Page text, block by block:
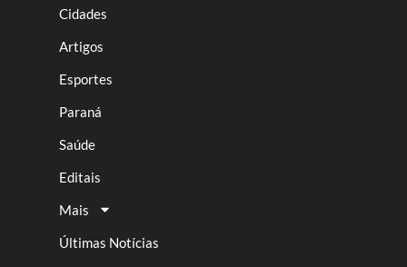
Cidades
Artigos
Esportes
Paraná
Saúde
Editais
Mais
Últimas Notícias